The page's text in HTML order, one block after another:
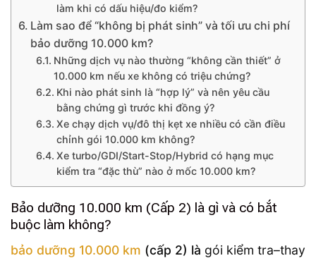
làm khi có dấu hiệu/đo kiểm?
Làm sao để “không bị phát sinh” và tối ưu chi phí
bảo dưỡng 10.000 km?
Những dịch vụ nào thường “không cần thiết” ở
10.000 km nếu xe không có triệu chứng?
Khi nào phát sinh là “hợp lý” và nên yêu cầu
bằng chứng gì trước khi đồng ý?
Xe chạy dịch vụ/đô thị kẹt xe nhiều có cần điều
chỉnh gói 10.000 km không?
Xe turbo/GDI/Start-Stop/Hybrid có hạng mục
kiểm tra “đặc thù” nào ở mốc 10.000 km?
Bảo dưỡng 10.000 km (Cấp 2) là gì và có bắt
buộc làm không?
bảo dưỡng 10.000 km (cấp 2) là gói kiểm tra–thay